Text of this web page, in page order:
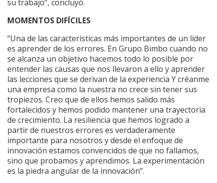
su trabajo”, concluyó.
MOMENTOS DIFÍCILES
“Una de las características más importantes de un líder
es aprender de los errores. En Grupo Bimbo cuando no
se alcanza un objetivo hacemos todo lo posible por
entender las causas que nos llevaron a ello y aprender
las lecciones que se derivan de la experiencia Y créanme
una empresa como la nuestra no crece sin tener sus
tropiezos. Creo que de ellos hemos salido más
fortalecidos y hemos podido mantener una trayectoria
de crecimiento. La resiliencia que hemos logrado a
partir de nuestros errores es verdaderamente
importante para nosotros y desde el enfoque de
innovación estamos convencidos de que no fallamos,
sino que probamos y aprendimos. La experimentación
es la piedra angular de la innovación”.